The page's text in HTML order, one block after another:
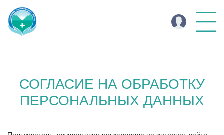
СОГЛАСИЕ НА ОБРАБОТКУ
ПЕРСОНАЛЬНЫХ ДАННЫХ